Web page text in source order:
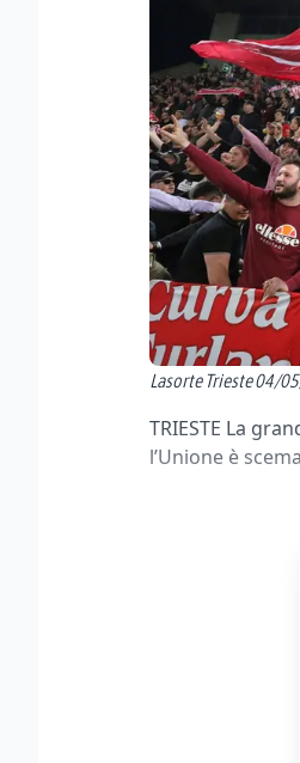
Lasorte Trieste 04/
TRIESTE La
l’Unione è